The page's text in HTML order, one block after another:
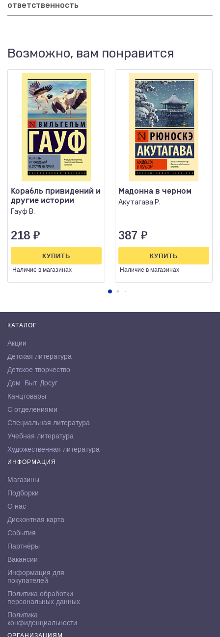
ответственность
Возможно, вам понравится
Корабль привидений и
другие истории
Гауф В.
218 ₽
Наличие в магазинах
КУПИТЬ
Мадонна в черном
Акутагава Р.
387 ₽
Наличие в магазинах
КУПИТЬ
КАТАЛОГ
Акции
Детская литература
Детское творчество
Дом. Быт. Досуг.
Канцтовары
С отделениями
Специальная литература
Учебная литература
Художественная литература
ИНФОРМАЦИЯ
Магазины
Подборки
О нас
Дисконтная карта
События
Партнёры
Вакансии
Информация для
покупателей
Политика обработки
персональных данных
Политика
конфиденциальности
ОРГАНИЗАЦИЯМ